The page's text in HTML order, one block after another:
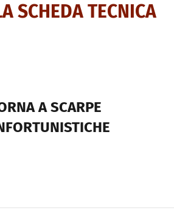
SCHEDA TECNICA
A SCARPE